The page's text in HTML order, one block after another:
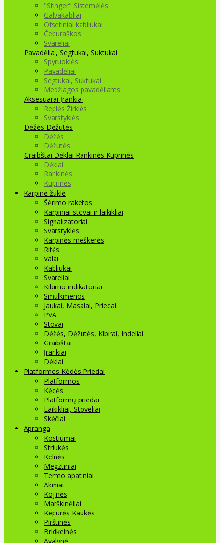
"Stinger" Sistemėlės
Galvakabliai
Ofsetiniai kabliukai
Čeburaškos
Svareliai
Pavadėliai, Segtukai, Suktukai
Spyruoklės
Pavadėliai
Segtukai, Suktukai
Medžiagos pavadėliams
Aksesuarai Įrankiai
Replės Žirklės
Svarstyklės
Dėžės Dėžutės
Dėžės
Dėžutės
Graibštai Dėklai Rankinės Kuprinės
Dėklai
Rankinės
Kuprinės
Karpinė žūklė
Šėrimo raketos
Karpiniai stovai ir laikikliai
Signalizatoriai
Svarstyklės
Karpinės meškerės
Ritės
Valai
Kabliukai
Svareliai
Kibimo indikatoriai
Smulkmenos
Jaukai, Masalai, Priedai
PVA
Stovai
Dėžės, Dėžutės, Kibirai, Indeliai
Graibštai
Įrankiai
Dėklai
Platformos Kėdės Priedai
Platformos
Kėdės
Platformų priedai
Laikikliai, Stoveliai
Skėčiai
Apranga
Kostiumai
Striukės
Kelnės
Megztiniai
Termo apatiniai
Akiniai
Kojinės
Marškinėliai
Kepurės Kaukės
Pirštinės
Bridkelnės
Avalynė